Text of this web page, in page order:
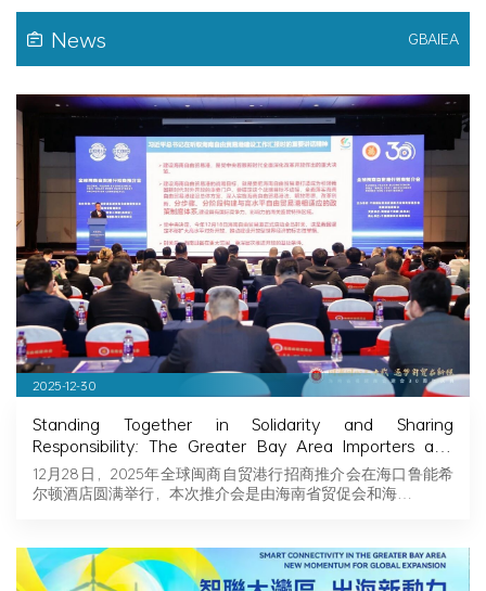
News GBAIEA
2025-12-30
Standing Together in Solidarity and Sharing
Responsibility: The Greater Bay Area Importers and
Exporters Association Explores New Opportunities in
Hainan, Joining Hands with Fujian Businessmen to
Seize Business Opportunities in Hainan!
12月28日，2025年全球闽商自贸港行招商推介会在海口鲁能希
尔顿酒店圆满举行，本次推介会是由海南省贸促会和海…